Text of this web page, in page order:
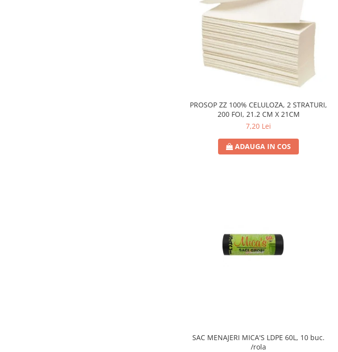
PROSOP ZZ 100% CELULOZA, 2 STRATURI,
200 FOI, 21.2 CM X 21CM
7,20 Lei
ADAUGA IN COS
SAC MENAJERI MICA'S LDPE 60L, 10 buc.
/rola